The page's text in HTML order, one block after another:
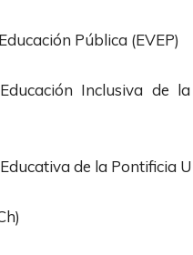
Pública (EVEP)
Inclusiva de
de la Pontificia